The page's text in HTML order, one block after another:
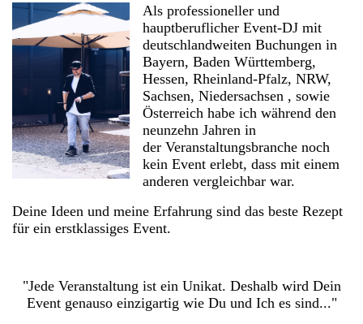
Als professioneller und
hauptberuflicher Event-DJ mit
deutschlandweiten Buchungen in
Bayern, Baden Württemberg,
Hessen, Rheinland-Pfalz, NRW,
Sachsen, Niedersachsen , sowie
Österreich habe ich während den
neunzehn Jahren in
der Veranstaltungsbranche noch
kein Event erlebt, dass mit einem
anderen vergleichbar war.
Deine Ideen und meine Erfahrung sind das beste Rezept
für ein erstklassiges Event.
"Jede Veranstaltung ist ein Unikat. Deshalb wird Dein
Event genauso einzigartig wie Du und Ich es sind..."